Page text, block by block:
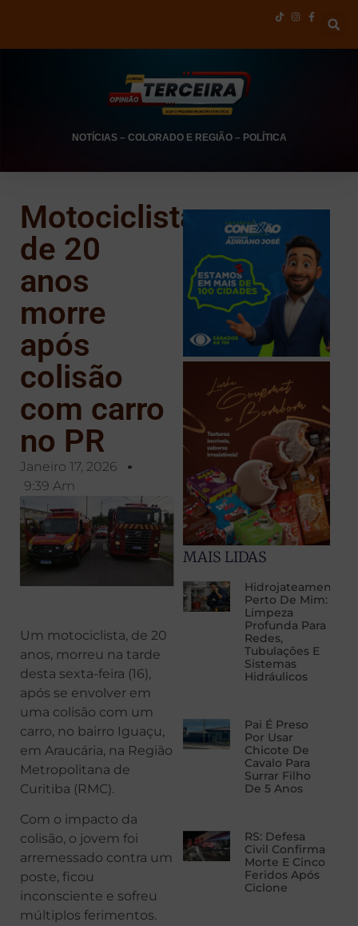
NOTÍCIAS– COLORADO E REGIÃO– POLÍTICA
Motociclista
de 20
anos
morre
após
colisão
com carro
no PR
Janeiro 17, 2026
9:39 Am
Um motociclista, de 20
anos, morreu na tarde
desta sexta-feira (16),
após se envolver em
uma colisão com um
carro, no bairro Iguaçu,
em Araucária, na Região
Metropolitana de
Curitiba (RMC).
Com o impacto da
colisão, o jovem foi
arremessado contra um
poste, ficou
inconsciente e sofreu
múltiplos ferimentos.
MAIS LIDAS
Hidrojateamento
Perto De Mim:
Limpeza
Profunda Para
Redes,
Tubulações E
Sistemas
Hidráulicos
Pai É Preso
Por Usar
Chicote De
Cavalo Para
Surrar Filho
De 5 Anos
RS: Defesa
Civil Confirma
Morte E Cinco
Feridos Após
Ciclone